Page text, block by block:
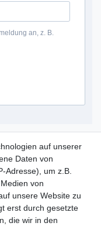
an, z. B.
auf unserer
Daten von
Adresse), um z.B.
von
unsere Website zu
erst durch gesetzte
die wir in den